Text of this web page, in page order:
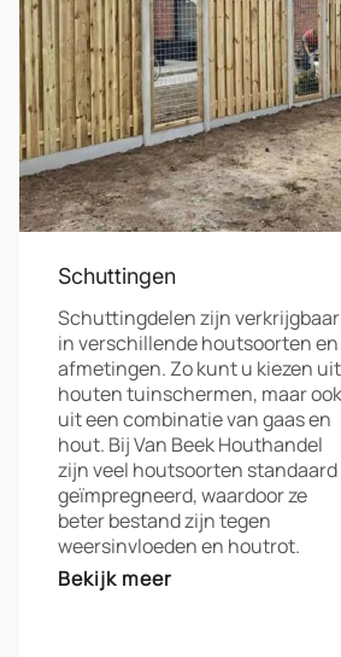
Schuttingen
Schuttingdelen zijn verkrijgbaar
in verschillende houtsoorten en
afmetingen. Zo kunt u kiezen uit
houten tuinschermen, maar ook
uit een combinatie van gaas en
hout. Bij Van Beek Houthandel
zijn veel houtsoorten standaard
geïmpregneerd, waardoor ze
beter bestand zijn tegen
weersinvloeden en houtrot.
Bekijk meer